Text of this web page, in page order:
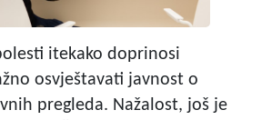
itekako doprinosi
osvještavati javnost o
pregleda. Nažalost, još je